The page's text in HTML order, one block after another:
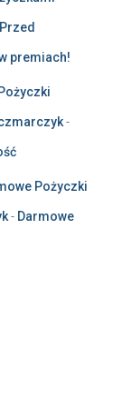
premiach!
-
Pożyczki
- Darmowe